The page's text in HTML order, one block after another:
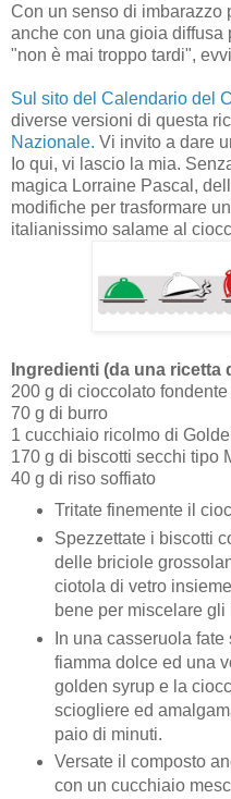
Con un senso di imbarazzo
anche con una gioia diffusa
"non è mai troppo tardi",
Sul sito del Calendario del
diverse versioni di questa
Nazionale. Vi invito a dare
Io qui, vi lascio la mia.
magica Lorraine Pascal,
modifiche per trasformare
italianissimo salame al
Ingredienti (da una ricetta
200 g di cioccolato
70 g di burro
1 cucchiaio ricolmo di
170 g di biscotti secchi tipo
40 g di riso soffiato
Tritate finemente il
Spezzettate i biscotti
delle briciole
ciotola di vetro
bene per miscelare
In una casseruola
fiamma dolce ed una
golden syrup e la
sciogliere ed
paio di minuti.
Versate il composto
con un cucchiaio